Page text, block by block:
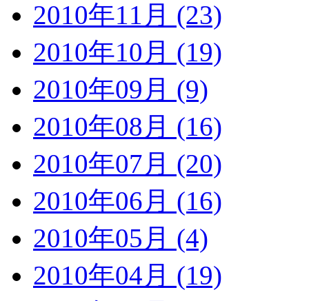
2010年11月 (23)
2010年10月 (19)
2010年09月 (9)
2010年08月 (16)
2010年07月 (20)
2010年06月 (16)
2010年05月 (4)
2010年04月 (19)